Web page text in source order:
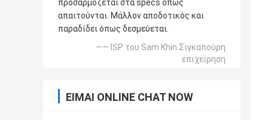
προσαρμόζεται στα specs όπως
απαιτούνται. Μάλλον αποδοτικός και
παραδίδει όπως δεσμεύεται.
—— ISP του Sam Khin Σιγκαπούρη
επιχείρηση
ΕΊΜΑΙ ONLINE CHAT NOW